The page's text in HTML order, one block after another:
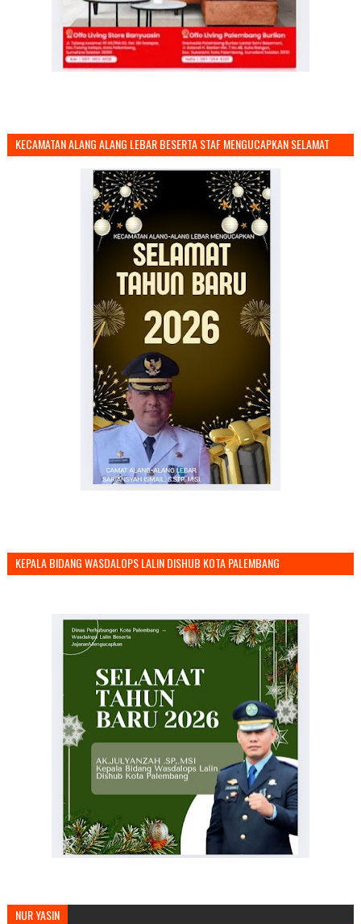
KECAMATAN ALANG ALANG LEBAR BESERTA STAF MENGUCAPKAN SELAMAT
KEPALA BIDANG WASDALOPS LALIN DISHUB KOTA PALEMBANG
NUR YASIN